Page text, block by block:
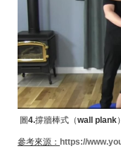
圖4.撐牆棒式（wall plank）
參考來源： https://